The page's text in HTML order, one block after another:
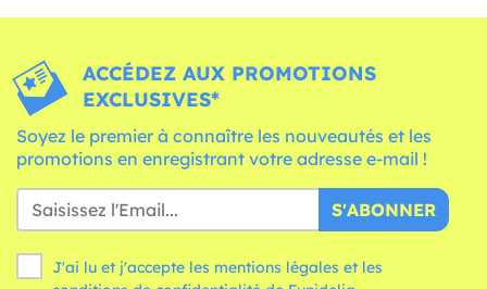
ACCÉDEZ AUX PROMOTIONS
EXCLUSIVES*
Soyez le premier à connaître les nouveautés et les
promotions en enregistrant votre adresse e-mail !
S'ABONNER
J'ai lu et j'accepte les mentions légales et les